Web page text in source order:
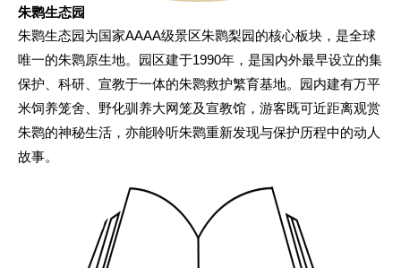
朱鹮生态园
朱鹮生态园为国家AAAA级景区朱鹮梨园的核心板块，是全球
唯一的朱鹮原生地。园区建于1990年，是国内外最早设立的集
保护、科研、宣教于一体的朱鹮救护繁育基地。园内建有万平
米饲养笼舍、野化驯养大网笼及宣教馆，游客既可近距离观赏
朱鹮的神秘生活，亦能聆听朱鹮重新发现与保护历程中的动人
故事。